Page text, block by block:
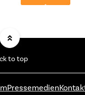
to top
Pressemedien